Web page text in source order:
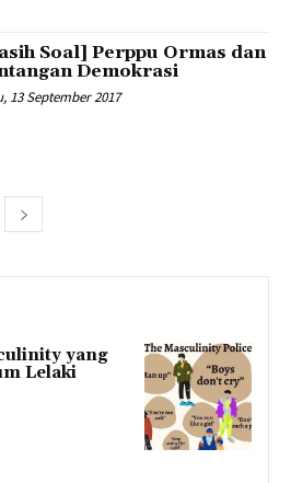
Soal] Perppu Ormas dan
Demokrasi
13 September 2017
yang
Lelaki